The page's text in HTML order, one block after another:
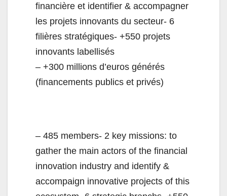
financière et identifier & accompagner
les projets innovants du secteur- 6
filières stratégiques- +550 projets
innovants labellisés
– +300 millions d’euros générés
(financements publics et privés)
– 485 members- 2 key missions: to
gather the main actors of the financial
innovation industry and identify &
accompaign innovative projects of this